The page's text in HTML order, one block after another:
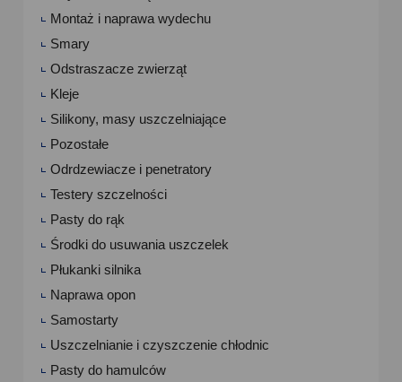
Montaż i naprawa wydechu
Smary
Odstraszacze zwierząt
Kleje
Silikony, masy uszczelniające
Pozostałe
Odrdzewiacze i penetratory
Testery szczelności
Pasty do rąk
Środki do usuwania uszczelek
Płukanki silnika
Naprawa opon
Samostarty
Uszczelnianie i czyszczenie chłodnic
Pasty do hamulców